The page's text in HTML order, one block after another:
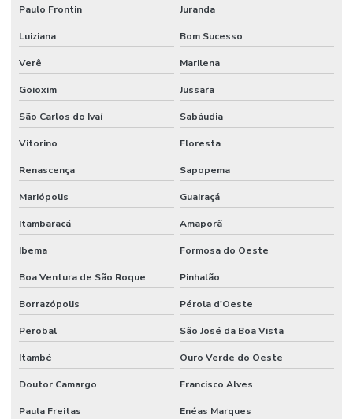
Paulo Frontin Juranda
Luiziana Bom Sucesso
Verê Marilena
Goioxim Jussara
São Carlos do Ivaí Sabáudia
Vitorino Floresta
Renascença Sapopema
Mariópolis Guairaçá
Itambaracá Amaporã
Ibema Formosa do Oeste
Boa Ventura de São Roque Pinhalão
Borrazópolis Pérola d'Oeste
Perobal São José da Boa Vista
Itambé Ouro Verde do Oeste
Doutor Camargo Francisco Alves
Paula Freitas Enéas Marques